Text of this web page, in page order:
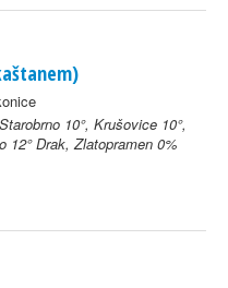
10°, Krušovice 10°,
12° Drak, Zlatopramen 0%